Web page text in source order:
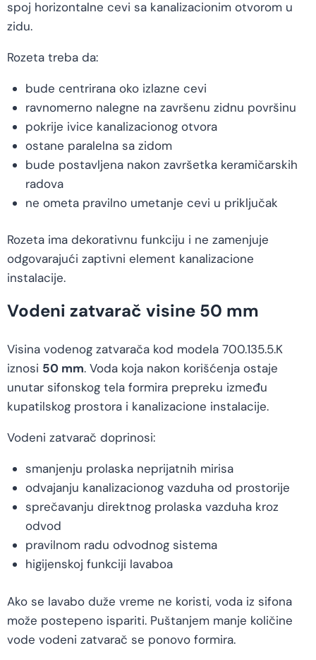
spoj horizontalne cevi sa kanalizacionim otvorom u
zidu.
Rozeta treba da:
bude centrirana oko izlazne cevi
ravnomerno nalegne na završenu zidnu površinu
pokrije ivice kanalizacionog otvora
ostane paralelna sa zidom
bude postavljena nakon završetka keramičarskih
radova
ne ometa pravilno umetanje cevi u priključak
Rozeta ima dekorativnu funkciju i ne zamenjuje
odgovarajući zaptivni element kanalizacione
instalacije.
Vodeni zatvarač visine 50 mm
Visina vodenog zatvarača kod modela 700.135.5.K
iznosi 50 mm. Voda koja nakon korišćenja ostaje
unutar sifonskog tela formira prepreku između
kupatilskog prostora i kanalizacione instalacije.
Vodeni zatvarač doprinosi:
smanjenju prolaska neprijatnih mirisa
odvajanju kanalizacionog vazduha od prostorije
sprečavanju direktnog prolaska vazduha kroz
odvod
pravilnom radu odvodnog sistema
higijenskoj funkciji lavaboa
Ako se lavabo duže vreme ne koristi, voda iz sifona
može postepeno ispariti. Puštanjem manje količine
vode vodeni zatvarač se ponovo formira.